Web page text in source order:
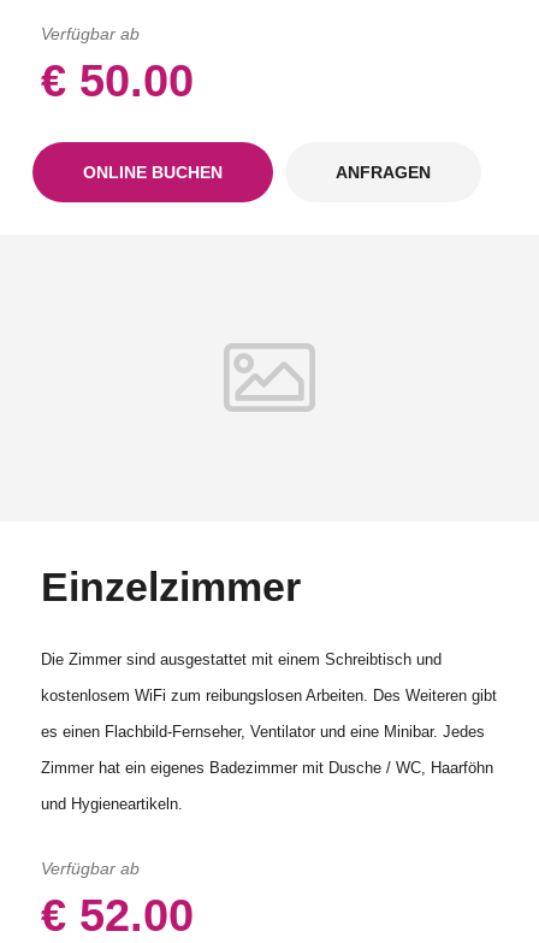
Verfügbar ab
€ 50.00
ONLINE BUCHEN ANFRAGEN
Einzelzimmer
Die Zimmer sind ausgestattet mit einem Schreibtisch und
kostenlosem WiFi zum reibungslosen Arbeiten. Des Weiteren gibt
es einen Flachbild-Fernseher, Ventilator und eine Minibar. Jedes
Zimmer hat ein eigenes Badezimmer mit Dusche / WC, Haarföhn
und Hygieneartikeln.
Verfügbar ab
€ 52.00